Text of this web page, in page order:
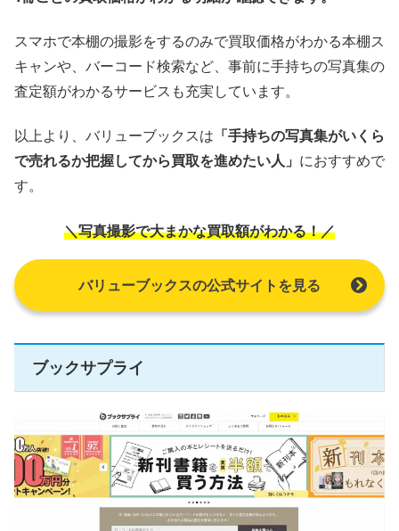
スマホで本棚の撮影をするのみで買取価格がわかる本棚ス
キャンや、バーコード検索など、事前に手持ちの写真集の
査定額がわかるサービスも充実しています。
以上より、バリューブックスは 「手持ちの写真集がいくら
で売れるか把握してから買取を進めたい人」 におすすめで
す。
＼写真撮影で大まかな買取額がわかる！／
バリューブックスの公式サイトを見る
ブックサプライ